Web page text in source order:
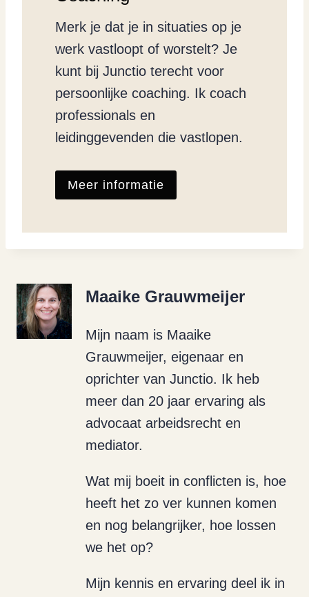
Merk je dat je in situaties op je
werk vastloopt of worstelt? Je
kunt bij Junctio terecht voor
persoonlijke coaching. Ik coach
professionals en
leidinggevenden die vastlopen.
Meer informatie
Maaike Grauwmeijer
Mijn naam is Maaike
Grauwmeijer, eigenaar en
oprichter van Junctio. Ik heb
meer dan 20 jaar ervaring als
advocaat arbeidsrecht en
mediator.
Wat mij boeit in conflicten is, hoe
heeft het zo ver kunnen komen
en nog belangrijker, hoe lossen
we het op?
Mijn kennis en ervaring deel ik in